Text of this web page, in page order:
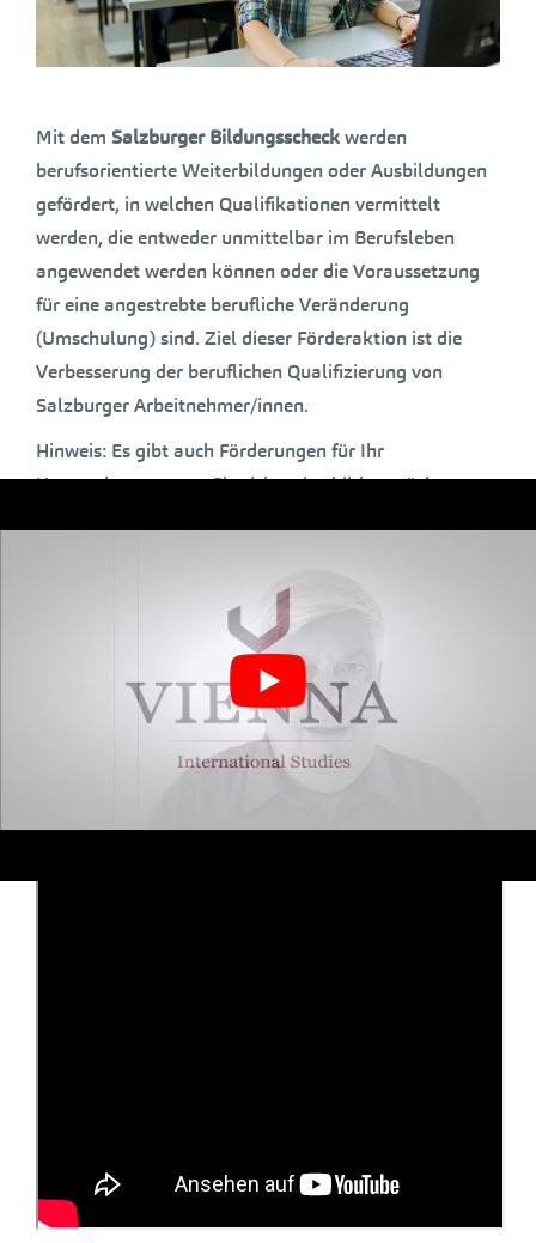
Mit dem Salzburger Bildungsscheckwerden
berufsorientierte Weiterbildungen oder Ausbildungen
gefördert, in welchen Qualifikationen vermittelt
werden, die entweder unmittelbar im Berufsleben
angewendet werden können oder die Voraussetzung
für eine angestrebte berufliche Veränderung
(Umschulung) sind. Ziel dieser Förderaktion ist die
Verbesserung der beruflichen Qualifizierung von
Salzburger Arbeitnehmer/innen.
Hinweis: Es gibt auch Förderungen für Ihr
Unternehmen, wenn Sie sich weiterbilden möchten –
Fragen zum Beitrag, interessanten Studienangeboten
martin.stieger@viennastudies.com
Prof. Dr. Dr. Martin Stieger
YouTubeProfessor